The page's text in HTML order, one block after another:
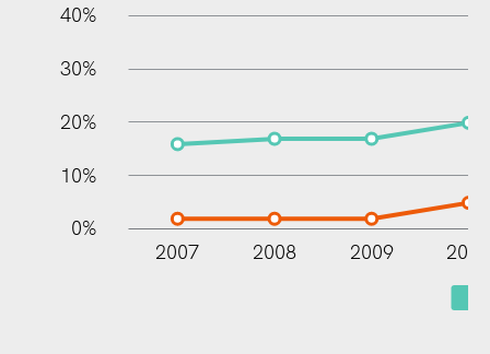
40%
30%
20%
10%
0%
2007 2008 2009 2010